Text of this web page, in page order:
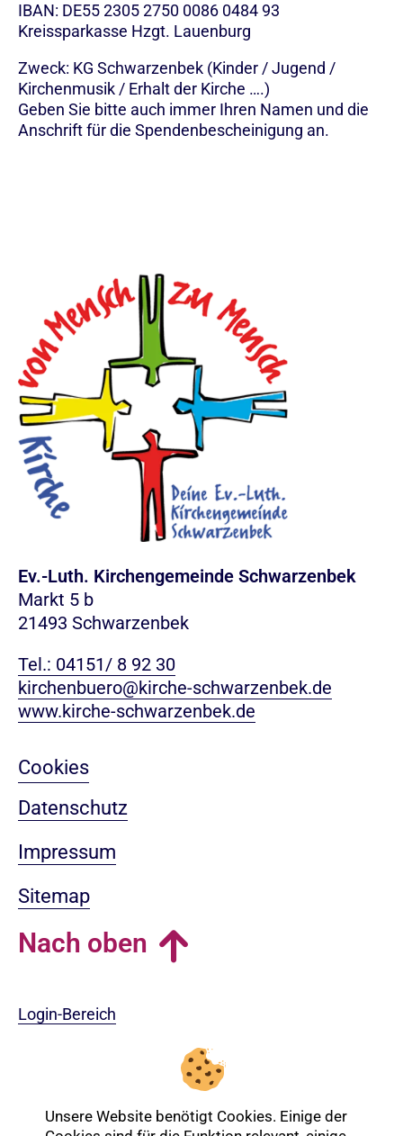
IBAN: DE55 2305 2750 0086 0484 93
Kreissparkasse Hzgt. Lauenburg
Zweck: KG Schwarzenbek (Kinder / Jugend /
Kirchenmusik / Erhalt der Kirche ….)
Geben Sie bitte auch immer Ihren Namen und die
Anschrift für die Spendenbescheinigung an.
Ev.-Luth. Kirchengemeinde Schwarzenbek
Markt 5 b
21493 Schwarzenbek
Tel.: 04151/ 8 92 30
kirchenbuero@kirche-schwarzenbek.de
www.kirche-schwarzenbek.de
Cookies
Datenschutz
Impressum
Sitemap
Nach oben
Login-Bereich
Unsere Website benötigt Cookies. Einige der